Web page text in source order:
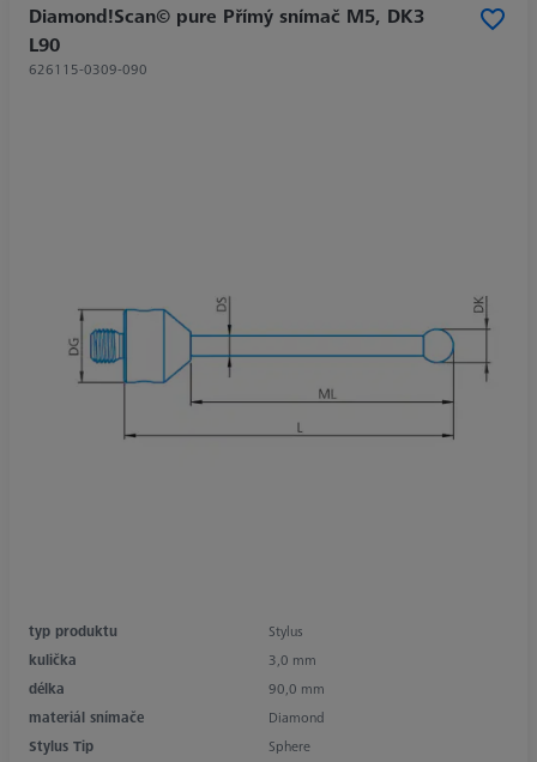
Diamond!Scan© pure Přímý snímač M5, DK3
L90
626115-0309-090
typ produktu
Stylus
kulička
3,0 mm
délka
90,0 mm
materiál snímače
Diamond
Stylus Tip
Sphere